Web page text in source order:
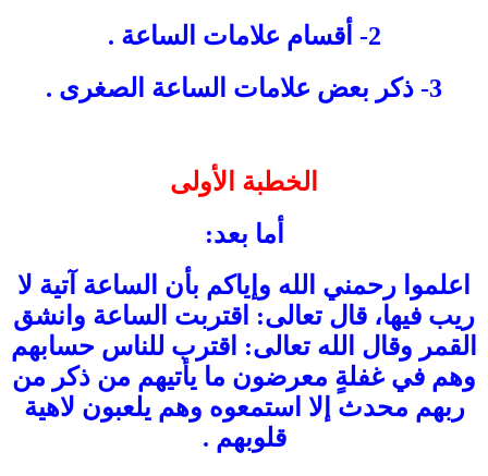
2- أقسام علامات الساعة .
3- ذكر بعض علامات الساعة الصغرى .
الخطبة الأولى
أما بعد:
اعلموا رحمني الله وإياكم بأن الساعة آتية لا
ريب فيها، قال تعالى: اقتربت الساعة وانشق
القمر وقال الله تعالى: اقترب للناس حسابهم
وهم في غفلةٍ معرضون ما يأتيهم من ذكر من
ربهم محدث إلا استمعوه وهم يلعبون لاهية
قلوبهم .